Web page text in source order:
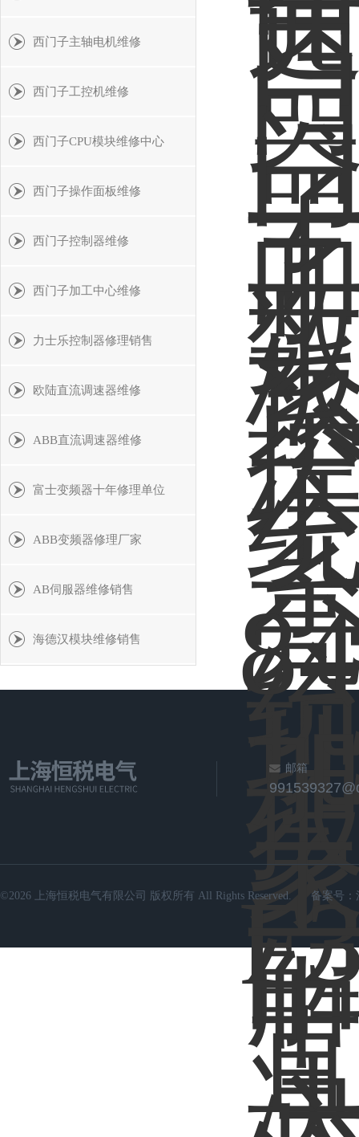
西门子主轴电机维修
西门子工控机维修
西门子CPU模块维修中心
西门子操作面板维修
西门子控制器维修
西门子加工中心维修
力士乐控制器修理销售
欧陆直流调速器维修
ABB直流调速器维修
富士变频器十年修理单位
ABB变频器修理厂家
AB伺服器维修销售
海德汉模块维修销售
邮箱
©2026 上海恒税电气有限公司 版权所有 All Rights Reserved. 备案号：